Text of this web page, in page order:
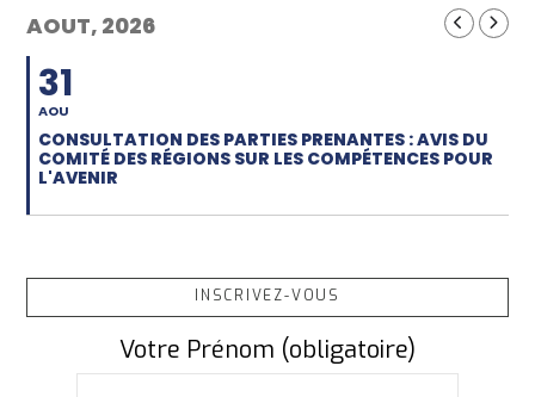
AOUT, 2026
31
AOU
CONSULTATION DES PARTIES PRENANTES : AVIS DU
COMITÉ DES RÉGIONS SUR LES COMPÉTENCES POUR
L'AVENIR
INSCRIVEZ-VOUS
Votre Prénom (obligatoire)